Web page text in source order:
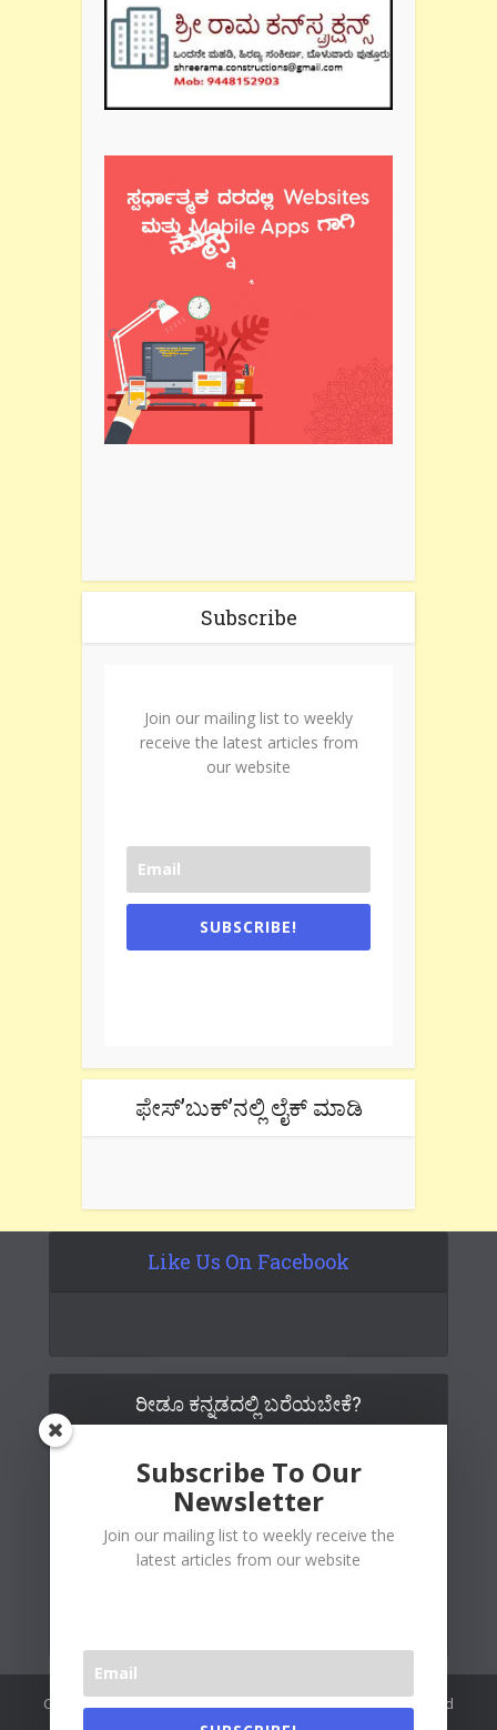
Subscribe
Join our mailing list to weekly
receive the latest articles from
our website
SUBSCRIBE!
ಫೇಸ್’ಬುಕ್’ನಲ್ಲಿ ಲೈಕ್ ಮಾಡಿ
Like Us On Facebook
ರೀಡೂ ಕನ್ನಡದಲ್ಲಿ ಬರೆಯಬೇಕೆ?
Copywrite© 2026 Readoo Media Private Limited. Created and
Subscribe To Our
Newsletter
Join our mailing list to weekly receive the
latest articles from our website